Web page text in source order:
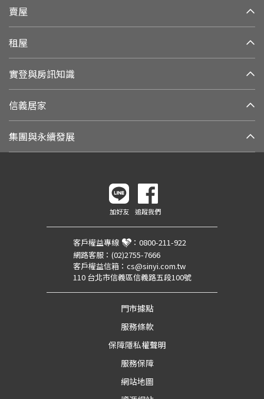
賣屋
租屋
實登與房訊知識
信義居家
集團與永續發展
加好友 追蹤我們
客戶權益專線 ： 0800-211-922
網路客服： (02)2755-7666
客戶權益信箱： cs@sinyi.com.tw
110 台北市信義區信義路五段100號
門市據點
服務條款
保障隱私權聲明
服務保障
網站地圖